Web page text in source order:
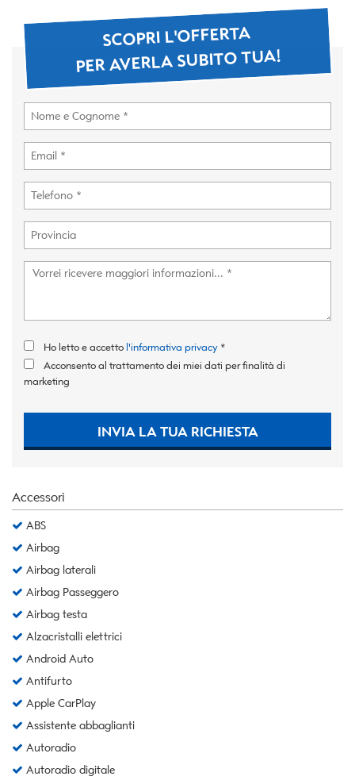
SCOPRI L'OFFERTA
PER AVERLA SUBITO TUA!
Ho letto e accetto l'informativa privacy *
Acconsento al trattamento dei miei dati per finalità di
marketing
INVIA LA TUA RICHIESTA
Accessori
ABS
Airbag
Airbag laterali
Airbag Passeggero
Airbag testa
Alzacristalli elettrici
Android Auto
Antifurto
Apple CarPlay
Assistente abbaglianti
Autoradio
Autoradio digitale